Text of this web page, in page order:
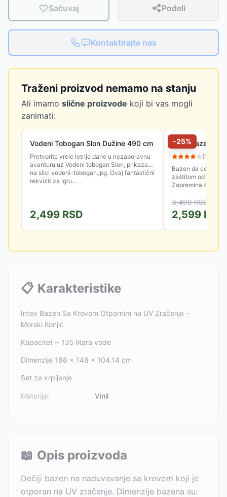
Sačuvaj Podeli
Kontaktirajte nas
Traženi proizvod nemamo na stanju
Ali imamo slične proizvode koji bi vas mogli
zanimati:
Vodeni Tobogan Slon Dužine 490 cm
Pretvorite vrele letnje dane u nezaboravnu
avanturu uz Vodeni tobogan Slon, prikazan
na slici vodeni-tobogan.jpg. Ovaj fantastični
rekvizit za igru...
2,499 RSD
-25%
Intex Bazen Za
(13
Bazen da ceu od 1
zaštitom od Sunca
Zapremina 45
3,490RSD
2,599 RSD
📋 Karakteristike
Intex Bazen Sa Krovom Otpornim na UV Zračenje -
Morski Konjic
Kapacitet ~ 135 litara vode
Dimenzije 188 x 148 x 104.14 cm
Set za krpljenje
Materijal Vinil
📖 Opis proizvoda
Dečiji bazen na naduvavanje sa krovom koji je
otporan na UV zračenje. Dimenzije bazena su: